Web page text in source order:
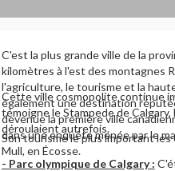
C'est la plus grande ville de la
kilomètres à l'est des montagnes
l'agriculture, le tourisme et la
également une destination
devenue la première ville
dans une enquête menée par le
Mull, en Écosse.
Cette ville cosmopolite continue
témoigne le Stampede de
déroulaient autrefois.
Son tourisme le plus important
- Parc olympique de Calgary :